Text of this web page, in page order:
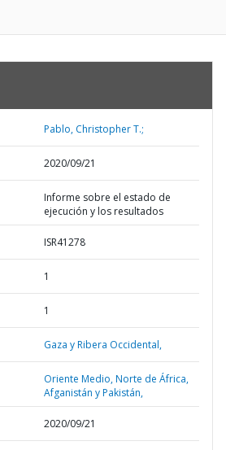
Pablo, Christopher T.;
2020/09/21
Informe sobre el estado de
ejecución y los resultados
ISR41278
1
1
Gaza y Ribera Occidental,
Oriente Medio, Norte de África,
Afganistán y Pakistán,
2020/09/21